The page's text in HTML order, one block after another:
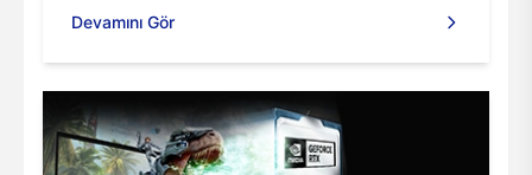
tabanlı entegre işlemciler (SoC) tarafından
çözülür. Fakat bir tabletin gerçek oyun
performansı sentetik test puanlarından ziyade
ölçülür.
Devamını Gör